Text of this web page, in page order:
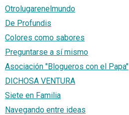
Otrolugarenelmundo
De Profundis
Colores como sabores
Preguntarse a sí mismo
Asociación "Blogueros con el Papa"
DICHOSA VENTURA
Siete en Familia
Navegando entre ideas